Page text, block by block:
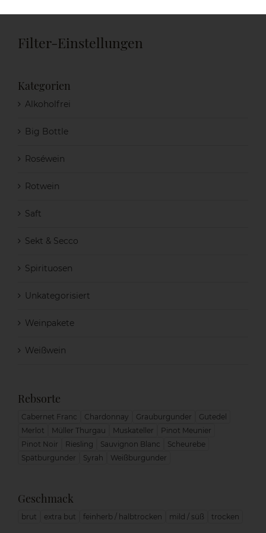
Filter-Einstellungen
Kategorien
Alkoholfrei
Big Bottle
Roséwein
Rotwein
Saft
Sekt & Secco
Spirituosen
Unkategorisiert
Weinpakete
Weißwein
Rebsorte
Cabernet Franc Chardonnay Grauburgunder
Gutedel
Merlot
Müller Thurgau Muskateller
Pinot Meunier
Pinot Noir
Riesling Sauvignon Blanc
Scheurebe
Spätburgunder
Syrah Weißburgunder
Geschmack
brut extra but feinherb / halbtrocken mild / süß trocken